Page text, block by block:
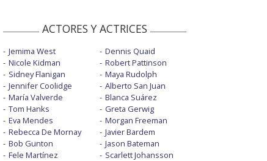
ACTORES Y ACTRICES
Jemima West
Nicole Kidman
Sidney Flanigan
Jennifer Coolidge
María Valverde
Tom Hanks
Eva Mendes
Rebecca De Mornay
Bob Gunton
Fele Martínez
Dennis Quaid
Robert Pattinson
Maya Rudolph
Alberto San Juan
Blanca Suárez
Greta Gerwig
Morgan Freeman
Javier Bardem
Jason Bateman
Scarlett Johansson